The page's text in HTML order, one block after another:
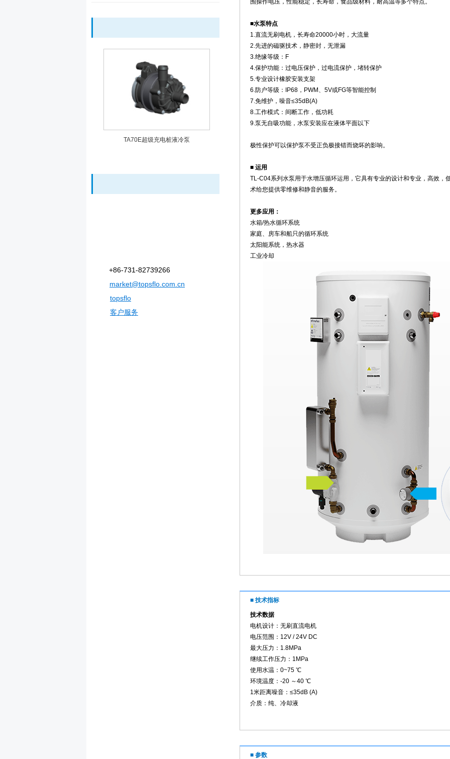
TA70E超级充电桩液冷泵
+86-731-82739266
market@topsflo.com.cn
topsflo
客户服务
围操作电压，性能稳定，长寿命，食品级材料，耐高温等多个特点。
■水泵特点
1.直流无刷电机，长寿命20000小时，大流量
2.先进的磁驱技术，静密封，无泄漏
3.绝缘等级：F
4.保护功能：过电压保护，过电流保护，堵转保护
5.专业设计橡胶安装支架
6.防户等级：IP68，PWM、5V或FG等智能控制
7.免维护，噪音≤35dB(A)
8.工作模式：间断⼯作，低功耗
9.泵无自吸功能，水泵安装应在液体平面以下
极性保护可以保护泵不受正负极接错而烧坏的影响。
■ 运用
TL-C04系列水泵用于水增压循环运用，它具有专业的设计和专业，高效，
术给您提供零维修和静音的服务。
更多应用：
水箱/热水循环系统
家庭、房车和船只的循环系统
太阳能系统，热水器
工业冷却
■ 技术指标
技术数据
电机设计：无刷直流电机
电压范围：12V / 24V DC
最大压力：1.8MPa
继续工作压力：1MPa
使用水温：0~75 ℃
环境温度：-20 ～40 ℃
1米距离噪音：≤35dB (A)
介质：纯、冷却液
■ 参数